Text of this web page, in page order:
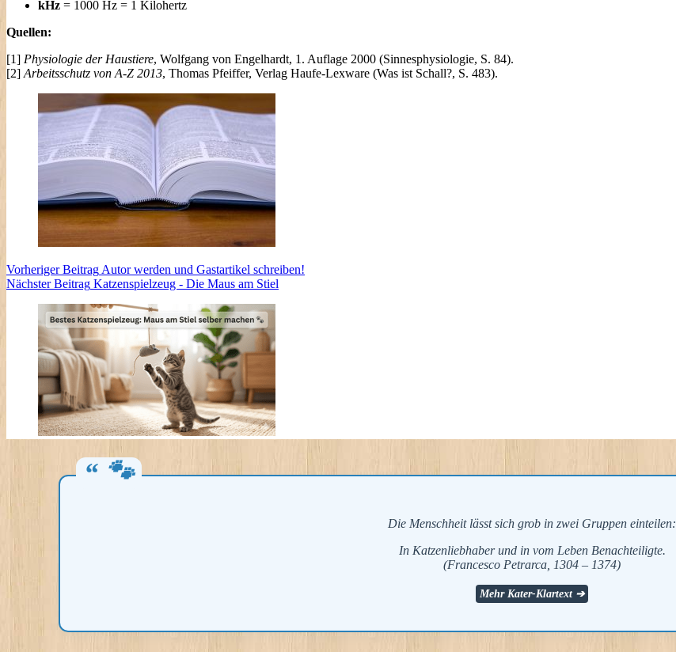
kHz = 1000 Hz = 1 Kilohertz
Quellen:
[1] Physiologie der Haustiere, Wolfgang von Engelhardt, 1. Auflage 2000 (Sinnesphysiologie, S. 84).
[2] Arbeitsschutz von A-Z 2013, Thomas Pfeiffer, Verlag Haufe-Lexware (Was ist Schall?, S. 483).
VorherigerBeitrag Autor werden und Gastartikel schreiben!
NächsterBeitrag Katzenspielzeug - Die Maus am Stiel
Die Menschheit lässt sich grob in zwei Gruppen einteilen:
In Katzenliebhaber und in vom Leben Benachteiligte.
(Francesco Petrarca, 1304 – 1374)
Mehr Kater-Klartext ➔